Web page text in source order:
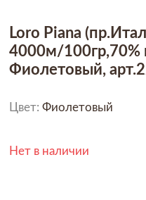
Loro Piana
4000м/100гр,70%
Фиолетовый,
Цвет:Фиолетовый
Нет в наличии